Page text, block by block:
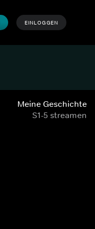
EINLOGGEN
Meine Geschichte
S1-5 streamen